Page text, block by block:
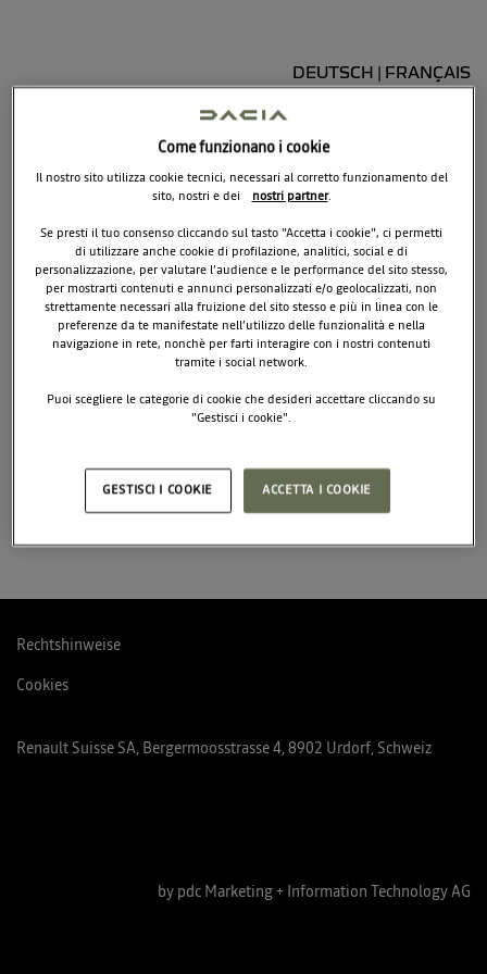
DEUTSCH FRANÇAIS
Password
ACCEDI
Rechtshinweise
Cookies
Renault Suisse SA, Bergermoosstrasse 4, 8902 Urdorf, Schweiz
by pdc Marketing + Information Technology AG
Come funzionano i cookie
Il nostro sito utilizza cookie tecnici, necessari al corretto funzionamento del
sito, nostri e dei
nostri partner.
Se presti il tuo consenso cliccando sul tasto "Accetta i cookie", ci permetti
di utilizzare anche cookie di profilazione, analitici, social e di
personalizzazione, per valutare l’audience e le performance del sito stesso,
per mostrarti contenuti e annunci personalizzati e/o geolocalizzati, non
strettamente necessari alla fruizione del sito stesso e più in linea con le
preferenze da te manifestate nell’utilizzo delle funzionalità e nella
navigazione in rete, nonchè per farti interagire con i nostri contenuti
tramite i social network.
Puoi scegliere le categorie di cookie che desideri accettare cliccando su
"Gestisci i cookie".
dei cookie.
ACCETTA I COOKIE
GESTISCI I COOKIE